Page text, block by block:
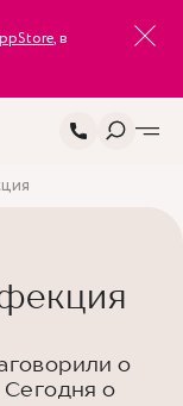
, в
о
Сегодня о